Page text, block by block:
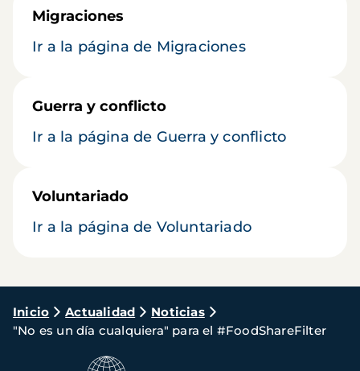
Migraciones
Ir a la página de Migraciones
Guerra y conflicto
Ir a la página de Guerra y conflicto
Voluntariado
Ir a la página de Voluntariado
Ruta
de
navegación
Inicio Actualidad
Noticias
"No es un día cualquiera" para el #FoodShareFilter